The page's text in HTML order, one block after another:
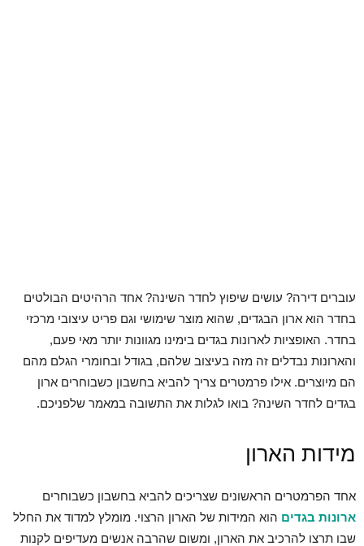
עוברים דירה? עושים שיפוץ לחדר השינה? אחד הרהיטים הבולטים
בחדר הוא ארון הבגדים, שהוא מוצר שימושי וגם פריט עיצובי מרכזי
בחדר. האופציות לארונות בגדים בימינו מגוונות יותר מאי פעם,
והארונות נבדלים זה מזה בעיצוב שלהם, בגודל ובחומרי הגלם מהם
הם מיוצרים. אילו פרמטרים צריך להביא בחשבון כשבוחרים ארון
בגדים לחדר השינה? בואו לגלות את התשובה במאמר שלפניכם.
מידות הארון
אחד הפרמטרים הראשונים שצריכים להביא בחשבון כשבוחרים
ארונות בגדים הוא המידות של הארון הרצוי. מומלץ למדוד את החלל
שבו תרצו להרכיב את הארון, ומשום שהרבה אנשים מעדיפים לקנות